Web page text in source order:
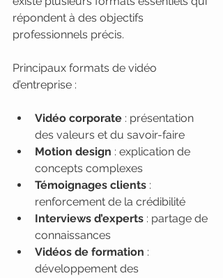
répondent à des objectifs
professionnels précis.
Principaux formats de vidéo
d’entreprise :
Vidéo corporate : présentation
des valeurs et du savoir-faire
Motion design : explication de
concepts complexes
Témoignages clients :
renforcement de la crédibilité
Interviews d’experts : partage de
connaissances
Vidéos de formation :
développement des